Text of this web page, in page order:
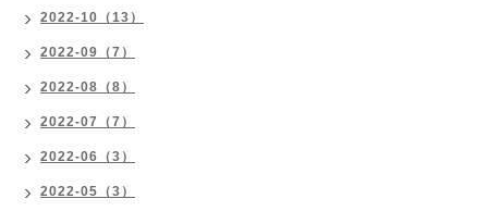
2022-10（13）
2022-09（7）
2022-08（8）
2022-07（7）
2022-06（3）
2022-05（3）